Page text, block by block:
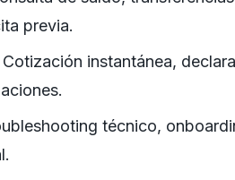
previa.
Cotización instantánea,
técnico,